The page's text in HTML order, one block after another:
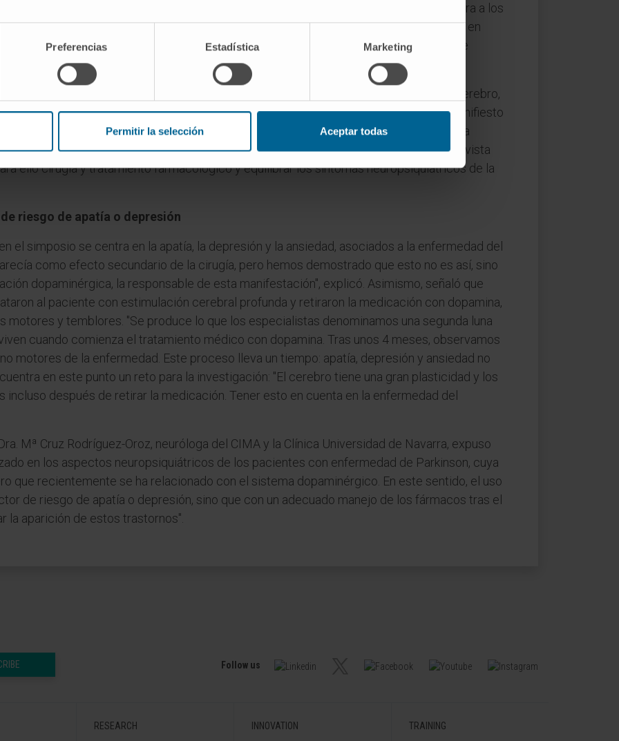
Preferencias Estadística Marketing
Permitir la selección Aceptar todas
Su investigación se centra en la relación de la cantidad de dopamina que se administra a los
de la enfermedad, ligados al sistema dopaminérgico. Éstos se han categorizado en
los trastornos del control de los impulsos, y en conductas hipodopaminérgicas, que
profunda, un tipo de cirugía en la que se implantan minúsculos electrodos en el cerebro,
mejoría motora que permite reducirles la medicación. Se ponen entonces de manifiesto
nos abre una ventana para entender la depresión y otros estados relacionados con la
el Dr. Krack. En este sentido, aboga por tratar a los pacientes tanto desde el punto de vista
ello cirugía y tratamiento farmacológico y equilibrar los síntomas neuropsiquiátricos de la
riesgo de apatía o depresión
el simposio se centra en la apatía, la depresión y la ansiedad, asociados a la enfermedad del
como efecto secundario de la cirugía, pero hemos demostrado que esto no es así, sino
dopaminérgica, la responsable de esta manifestación", explicó. Asimismo, señaló que
al paciente con estimulación cerebral profunda y retiraron la medicación con dopamina,
motores y temblores. "Se produce lo que los especialistas denominamos una segunda luna
cuando comienza el tratamiento médico con dopamina. Tras unos 4 meses, observamos
motores de la enfermedad. Este proceso lleva un tiempo: apatía, depresión y ansiedad no
en este punto un reto para la investigación: "El cerebro tiene una gran plasticidad y los
después de retirar la medicación. Tener esto en cuenta en la enfermedad del
Mª Cruz Rodríguez-Oroz, neuróloga del CIMA y la Clínica Universidad de Navarra, expuso
en los aspectos neuropsiquiátricos de los pacientes con enfermedad de Parkinson, cuya
que recientemente se ha relacionado con el sistema dopaminérgico. En este sentido, el uso
de riesgo de apatía o depresión, sino que con un adecuado manejo de los fármacos tras el
la aparición de estos trastornos".
Follow us
RESEARCH INNOVATION TRAINING